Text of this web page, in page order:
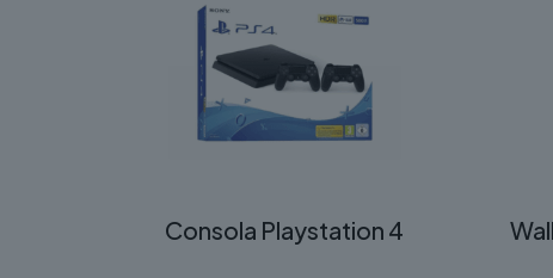
Consola Playstation 4